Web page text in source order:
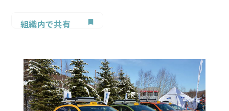
組織内で共有